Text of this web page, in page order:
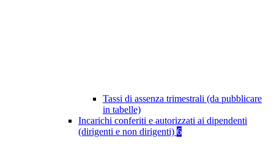
Tassi di assenza trimestrali (da pubblicare
in tabelle)
Incarichi conferiti e autorizzati ai dipendenti
(dirigenti e non dirigenti) 6